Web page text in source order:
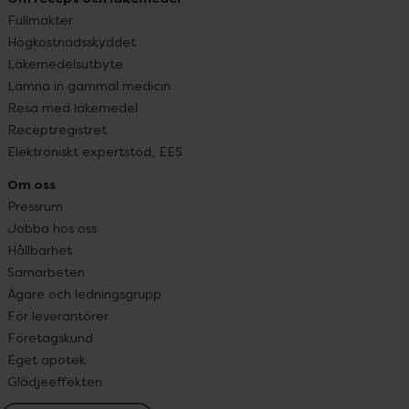
Fullmakter
Högkostnadsskyddet
Läkemedelsutbyte
Lämna in gammal medicin
Resa med läkemedel
Receptregistret
Elektroniskt expertstöd, EES
Om oss
Pressrum
Jobba hos oss
Hållbarhet
Samarbeten
Ägare och ledningsgrupp
För leverantörer
Företagskund
Eget apotek
Glädjeeffekten